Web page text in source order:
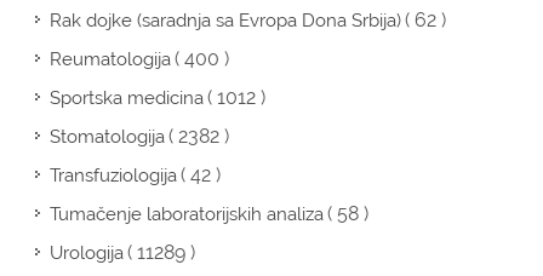
Rak dojke (saradnja sa Evropa Dona Srbija)( 62 )
Reumatologija( 400 )
Sportska medicina( 1012 )
Stomatologija( 2382 )
Transfuziologija( 42 )
Tumačenje laboratorijskih analiza( 58 )
Urologija( 11289 )